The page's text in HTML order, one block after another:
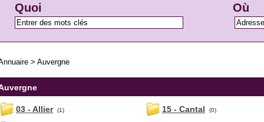
Quoi Où
> Auvergne
03 - Allier (1) 15 - Cantal (0)